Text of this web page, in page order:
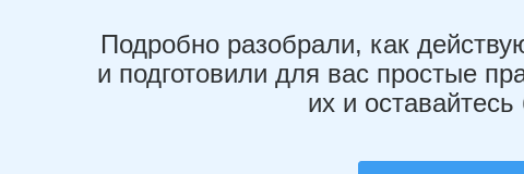
Подробно разобрали, как
и подготовили для вас простые
их и